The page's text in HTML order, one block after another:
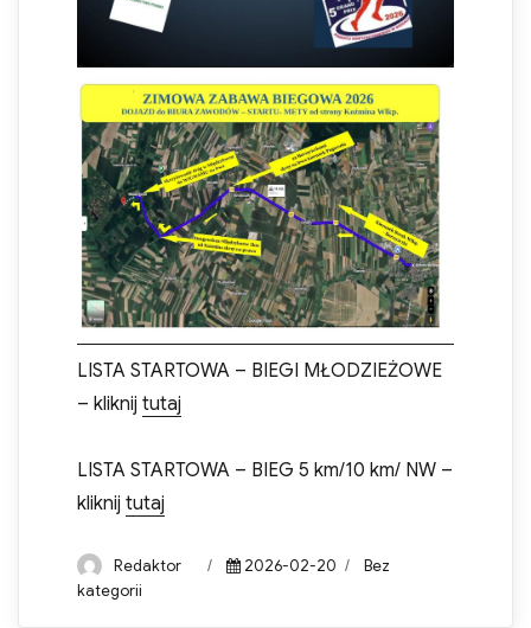
LISTA STARTOWA – BIEGI MŁODZIEŻOWE
– kliknij tutaj
LISTA STARTOWA – BIEG 5 km/10 km/ NW –
kliknij tutaj
Author
Redaktor
Posted
2026-02-20 Categories
Bez
kategorii